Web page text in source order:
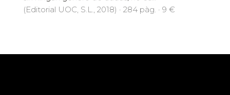
(Editorial UOC, S.L., 2018) · 284 pàg. · 9 €